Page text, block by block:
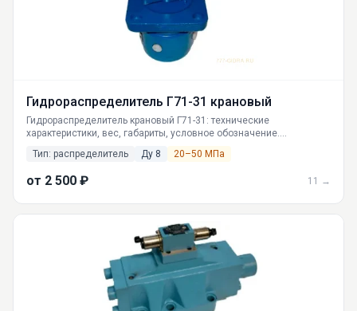
Гидрораспределитель Г71-31 крановый
Гидрораспределитель крановый Г71-31: технические
характеристики, вес, габариты, условное обозначение.
доставка по России (Москва, СПб, Казань, Новосибирск и др.).
маслами.
Тип: распределитель Ду 8 20–50 МПа
от 2 500 ₽ 11 →